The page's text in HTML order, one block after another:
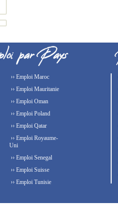
›› Emploi Maroc
›› Emploi Mauritanie
›› Emploi Oman
›› Emploi Poland
›› Emploi Qatar
›› Emploi Royaume-
Uni
›› Emploi Senegal
›› Emploi Suisse
›› Emploi Tunisie